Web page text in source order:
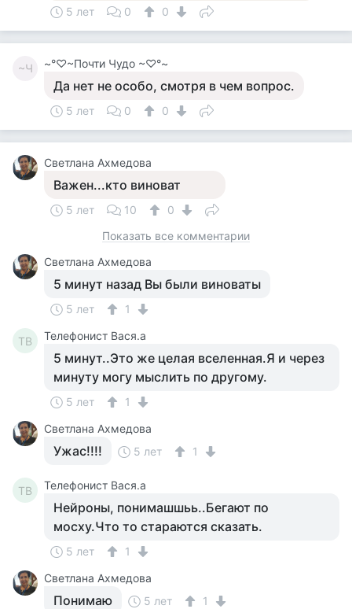
5 лет 0 0
~Ч ~°♡~Почти Чудо ~♡°~
Да нет не особо, смотря в чем вопрос.
5 лет 0 0
Светлана Ахмедова
Важен...кто виноват
5 лет 10
0
Показать все комментарии
Светлана Ахмедова
5 минут назад Вы были виноваты
5 лет 1
ТВ Телефонист Вася.а
5 минут..Это же целая вселенная.Я и через
минуту могу мыслить по другому.
5 лет
1
Светлана Ахмедова
Ужас!!!! 5 лет 1
ТВ Телефонист Вася.а
Нейроны, понимашшьь..Бегают по
мосху.Что то стараются сказать.
5 лет
1
Светлана Ахмедова
Понимаю 5 лет 1